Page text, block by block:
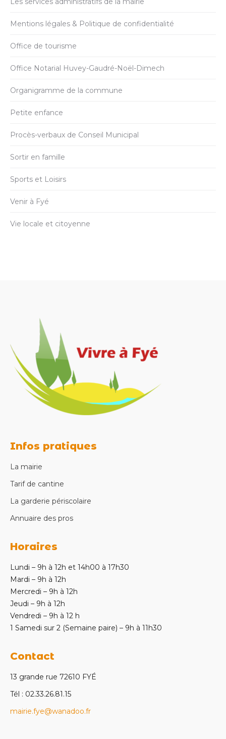
Mentions légales & Politique de confidentialité
Office de tourisme
Office Notarial Huvey-Gaudré-Noël-Dimech
Organigramme de la commune
Petite enfance
Procès-verbaux de Conseil Municipal
Sortir en famille
Sports et Loisirs
Venir à Fyé
Vie locale et citoyenne
Infos pratiques
La mairie
Tarif de cantine
La garderie périscolaire
Annuaire des pros
Horaires
Lundi – 9h à 12h et 14h00 à 17h30
Mardi – 9h à 12h
Mercredi – 9h à 12h
Jeudi – 9h à 12h
Vendredi – 9h à 12 h
1 Samedi sur 2 (Semaine paire) – 9h à 11h30
Contact
13 grande rue 72610 FYÉ
Tél : 02.33.26.81.15
mairie.fye@wanadoo.fr